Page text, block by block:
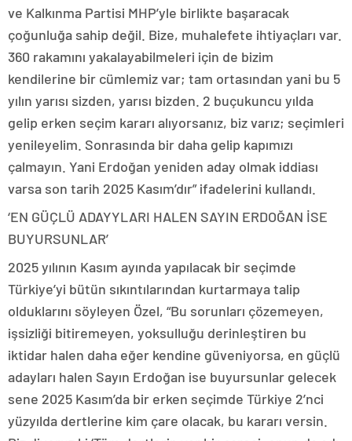
ve Kalkınma Partisi MHP’yle birlikte başaracak
çoğunluğa sahip değil. Bize, muhalefete ihtiyaçları var.
360 rakamını yakalayabilmeleri için de bizim
kendilerine bir cümlemiz var; tam ortasından yani bu 5
yılın yarısı sizden, yarısı bizden. 2 buçukuncu yılda
gelip erken seçim kararı alıyorsanız, biz varız; seçimleri
yenileyelim. Sonrasında bir daha gelip kapımızı
çalmayın. Yani Erdoğan yeniden aday olmak iddiası
varsa son tarih 2025 Kasım’dır” ifadelerini kullandı.
‘EN GÜÇLÜ ADAYYLARI HALEN SAYIN ERDOĞAN İSE
BUYURSUNLAR’
2025 yılının Kasım ayında yapılacak bir seçimde
Türkiye’yi bütün sıkıntılarından kurtarmaya talip
olduklarını söyleyen Özel, “Bu sorunları çözemeyen,
işsizliği bitiremeyen, yoksulluğu derinleştiren bu
iktidar halen daha eğer kendine güveniyorsa, en güçlü
adayları halen Sayın Erdoğan ise buyursunlar gelecek
sene 2025 Kasım’da bir erken seçimde Türkiye 2’nci
yüzyılda dertlerine kim çare olacak, bu kararı versin.